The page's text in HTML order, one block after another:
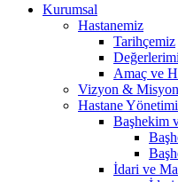
Kurumsal
Hastanemiz
Tarihçemiz
Amaç ve
Vizyon & Misyon
Hastane Yönetimi
Başhekim
İdari ve